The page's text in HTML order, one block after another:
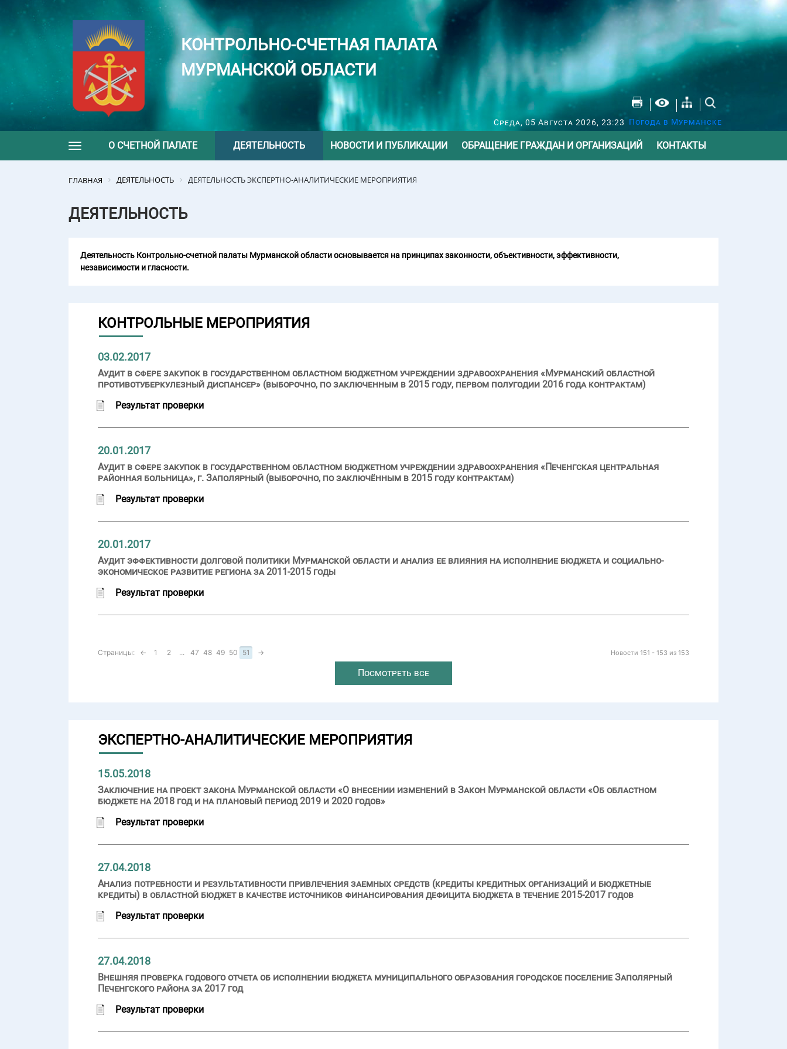
КОНТРОЛЬНО-СЧЕТНАЯ ПАЛАТА
МУРМАНСКОЙ ОБЛАСТИ
Среда, 05 Августа 2026, 23:23 Погода в Мурманске
Toggle navigation
О СЧЕТНОЙ ПАЛАТЕ ДЕЯТЕЛЬНОСТЬ НОВОСТИ И ПУБЛИКАЦИИ ОБРАЩЕНИЕ ГРАЖДАН И ОРГАНИЗАЦИЙ КОНТАКТЫ
ГЛАВНАЯ ДЕЯТЕЛЬНОСТЬ ДЕЯТЕЛЬНОСТЬ ЭКСПЕРТНО-АНАЛИТИЧЕСКИЕ МЕРОПРИЯТИЯ
ДЕЯТЕЛЬНОСТЬ
Деятельность Контрольно-счетной палаты Мурманской области основывается на принципах законности, объективности, эффективности,
независимости и гласности.
КОНТРОЛЬНЫЕ МЕРОПРИЯТИЯ
03.02.2017
Аудит в сфере закупок в государственном областном бюджетном учреждении здравоохранения «Мурманский областной
противотуберкулезный диспансер» (выборочно, по заключенным в 2015 году, первом полугодии 2016 года контрактам)
Результат проверки
20.01.2017
Аудит в сфере закупок в государственном областном бюджетном учреждении здравоохранения «Печенгская центральная
районная больница», г. Заполярный (выборочно, по заключённым в 2015 году контрактам)
Результат проверки
20.01.2017
Аудит эффективности долговой политики Мурманской области и анализ ее влияния на исполнение бюджета и социально-
экономическое развитие региона за 2011-2015 годы
Результат проверки
Новости 151 - 153 из 153
Страницы: ← 1 2 ... 47 48 49 50 51 →
Посмотреть все
ЭКСПЕРТНО-АНАЛИТИЧЕСКИЕ МЕРОПРИЯТИЯ
15.05.2018
Заключение на проект закона Мурманской области «О внесении изменений в Закон Мурманской области «Об областном
бюджете на 2018 год и на плановый период 2019 и 2020 годов»
Результат проверки
27.04.2018
Анализ потребности и результативности привлечения заемных средств (кредиты кредитных организаций и бюджетные
кредиты) в областной бюджет в качестве источников финансирования дефицита бюджета в течение 2015-2017 годов
Результат проверки
27.04.2018
Внешняя проверка годового отчета об исполнении бюджета муниципального образования городское поселение Заполярный
Печенгского района за 2017 год
Результат проверки